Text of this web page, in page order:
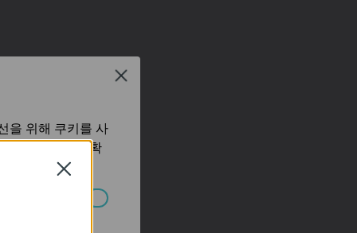
Close
을 위해 쿠키를 사
처리방침에서 확
니다.
Close